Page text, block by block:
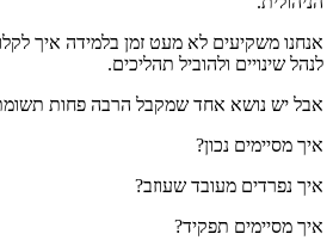
אנחנו משקיעים לא מעט זמן בלמידה איך
לנהל שינויים ולהוביל תהליכים.
אבל יש נושא אחד שמקבל הרבה פחות
איך מסיימים נכון?
איך נפרדים מעובד שעוזב?
איך מסיימים תפקיד?